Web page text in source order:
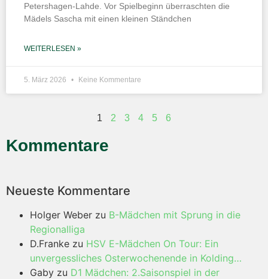
Petershagen-Lahde. Vor Spielbeginn überraschten die
Mädels Sascha mit einen kleinen Ständchen
WEITERLESEN »
5. März 2026 Keine Kommentare
1 2 3 4 5 6
Kommentare
Neueste Kommentare
Holger Weber zu B-Mädchen mit Sprung in die
Regionalliga
D.Franke zu HSV E-Mädchen On Tour: Ein
unvergessliches Osterwochenende in Kolding…
Gaby zu D1 Mädchen: 2.Saisonspiel in der